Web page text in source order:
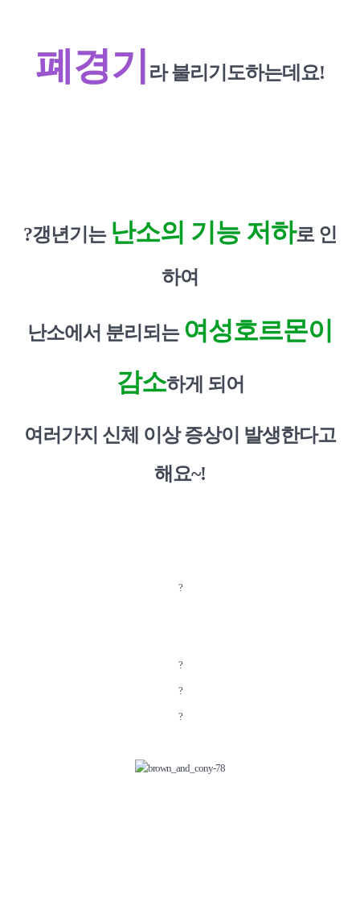
폐경기 라 불리기도하는데요!
?갱년기는 난소의 기능 저하로 인
하여
난소에서 분리되는 여성호르몬이
감소하게 되어
여러가지 신체 이상 증상이 발생한다고
해요~!
?
?
?
?